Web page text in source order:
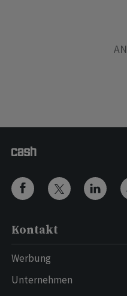
Kontakt
Werbung
Unternehmen